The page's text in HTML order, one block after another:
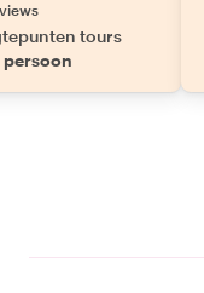
tours